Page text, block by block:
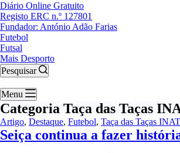
Diário Online Gratuito
Registo ERC n.º 127801
Fundador: António Adão Farias
Futebol
Futsal
Mais Desporto
Pesquisar
Menu
Categoria Taça das Taças
Artigo, Destaque, Futebol, Taça das Taças
Seiça continua a fazer